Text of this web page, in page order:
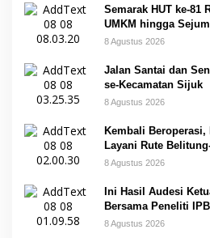
Semarak HUT ke-81
UMKM hingga
8 Agustus 2026
Jalan Santai dan
se-Kecamatan Sijuk
8 Agustus 2026
Kembali
Layani Rute
8 Agustus 2026
Ini Hasil Audesi
Bersama Peneliti
8 Agustus 2026